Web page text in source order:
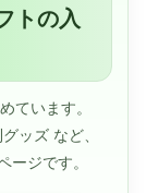
トの入
ています。
ッズ など、
ージです。